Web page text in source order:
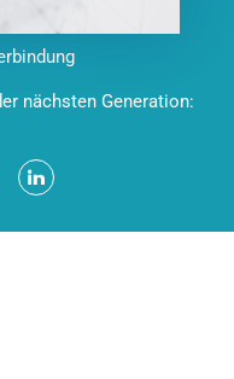
nächsten Generation: